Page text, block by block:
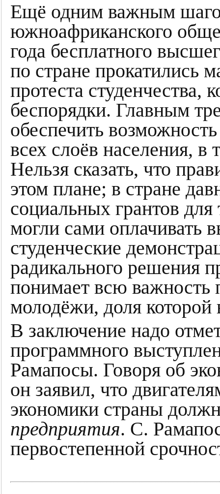
Ещё одним важным
южноафриканского
года бесплатного
по стране прокатились
протеста студенчества,
беспорядки. Главным
обеспечить
всех слоёв населения,
Нельзя сказать, что
этом плане; в стране
социальных грантов для
могли сами оплачивать
студенческие
радикального решения
понимает всю важность
молодёжи, доля которой
В заключение надо
программного
Рамапосы. Говоря об
он заявил, что
экономики страны
предприятия. С.
первостепенной